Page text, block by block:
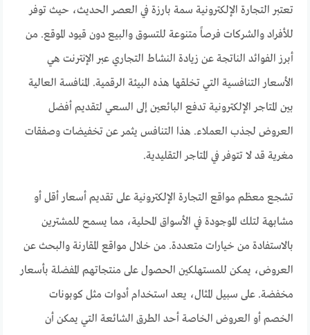
تعتبر التجارة الإلكترونية سمة بارزة في العصر الحديث، حيث توفر
للأفراد والشركات فرصاً متنوعة للتسوق والبيع دون قيود الموقع. من
أبرز الفوائد الناتجة عن زيادة النشاط التجاري عبر الإنترنت هي
الأسعار التنافسية التي تخلقها هذه البيئة الرقمية. المنافسة العالية
بين المتاجر الإلكترونية تدفع البائعين إلى السعي لتقديم أفضل
العروض لجذب العملاء. هذا التنافس يثمر عن تخفيضات وصفقات
مغرية قد لا تتوفر في المتاجر التقليدية.
تشجع معظم مواقع التجارة الإلكترونية على تقديم أسعار أقل أو
مشابهة لتلك الموجودة في الأسواق المحلية، مما يسمح للمشترين
بالاستفادة من خيارات متعددة. من خلال مواقع المقارنة والبحث عن
العروض، يمكن للمستهلكين الحصول على منتجاتهم المفضلة بأسعار
مخفضة. على سبيل المثال، يعد استخدام أدوات مثل كوبونات
الخصم أو العروض الخاصة أحد الطرق الشائعة التي يمكن أن